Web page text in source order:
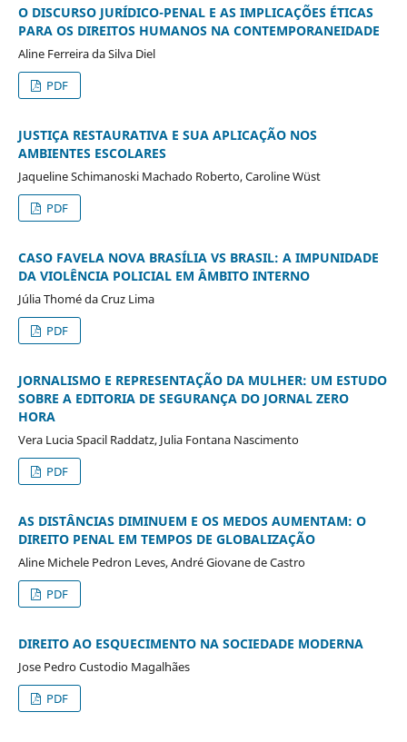
O DISCURSO JURÍDICO-PENAL E AS IMPLICAÇÕES ÉTICAS
PARA OS DIREITOS HUMANOS NA CONTEMPORANEIDADE
Aline Ferreira da Silva Diel
PDF
JUSTIÇA RESTAURATIVA E SUA APLICAÇÃO NOS
AMBIENTES ESCOLARES
Jaqueline Schimanoski Machado Roberto, Caroline Wüst
PDF
CASO FAVELA NOVA BRASÍLIA VS BRASIL: A IMPUNIDADE
DA VIOLÊNCIA POLICIAL EM ÂMBITO INTERNO
Júlia Thomé da Cruz Lima
PDF
JORNALISMO E REPRESENTAÇÃO DA MULHER: UM ESTUDO
SOBRE A EDITORIA DE SEGURANÇA DO JORNAL ZERO
HORA
Vera Lucia Spacil Raddatz, Julia Fontana Nascimento
PDF
AS DISTÂNCIAS DIMINUEM E OS MEDOS AUMENTAM: O
DIREITO PENAL EM TEMPOS DE GLOBALIZAÇÃO
Aline Michele Pedron Leves, André Giovane de Castro
PDF
DIREITO AO ESQUECIMENTO NA SOCIEDADE MODERNA
Jose Pedro Custodio Magalhães
PDF